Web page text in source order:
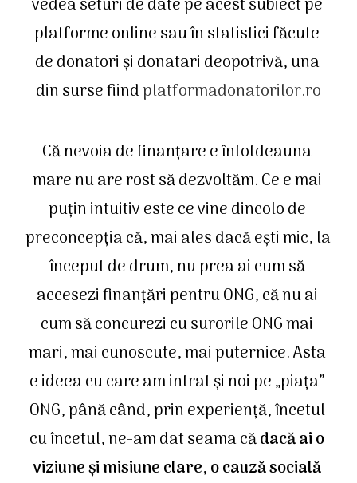
vedea seturi de date pe acest subiect pe
platforme online sau în statistici făcute
de donatori și donatari deopotrivă, una
din surse fiind platformadonatorilor.ro
Că nevoia de finanțare e întotdeauna
mare nu are rost să dezvoltăm. Ce e mai
puțin intuitiv este ce vine dincolo de
preconcepția că, mai ales dacă ești mic, la
început de drum, nu prea ai cum să
accesezi finanțări pentru ONG, că nu ai
cum să concurezi cu surorile ONG mai
mari, mai cunoscute, mai puternice. Asta
e ideea cu care am intrat și noi pe „piața”
ONG, până când, prin experiență, încetul
cu încetul, ne-am dat seama că dacă ai o
viziune și misiune clare, o cauză socială